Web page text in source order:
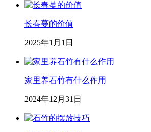
长春蔓的价值
2025年1月1日
家里养石竹有什么作用
2024年12月31日